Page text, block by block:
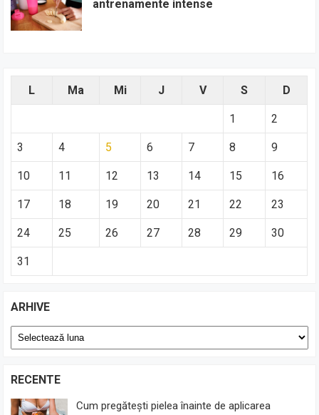
antrenamente intense
L Ma Mi J V S D
1 2
3 4 5 6 7 8 9
10 11 12 13 14 15 16
17 18 19 20 21 22 23
24 25 26 27 28 29 30
31
ARHIVE
Arhive
RECENTE
Cum pregătești pielea înainte de aplicarea